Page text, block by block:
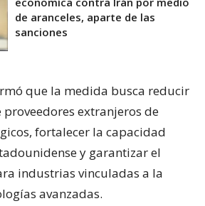
de aranceles, aparte de las
sanciones
que la medida busca reducir
extranjeros de
fortalecer la capacidad
y garantizar el
industrias vinculadas a la
avanzadas.